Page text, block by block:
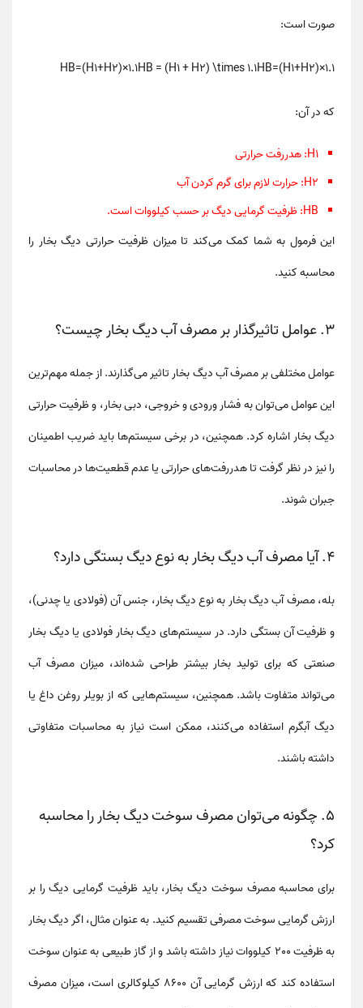
صورت است:
HB=(H1+H2)×1.1HB = (H1 + H2) \times 1.1HB=(H1+H2)×1.1
که در آن:
H1: هدررفت حرارتی
H2: حرارت لازم برای گرم کردن آب
HB: ظرفیت گرمایی دیگ بر حسب کیلووات است.
این فرمول به شما کمک می‌کند تا میزان ظرفیت حرارتی دیگ بخار را
محاسبه کنید.
3. عوامل تاثیرگذار بر مصرف آب دیگ بخار چیست؟
عوامل مختلفی برمصرف آب دیگ بخارتاثیر می‌گذارند. از جمله مهم‌ترین
این عوامل می‌توان بهفشار ورودی و خروجی، دبی بخار، وظرفیت حرارتی
دیگ بخاراشاره کرد. همچنین، در برخی سیستم‌ها بایدضریب اطمینان
را نیز در نظر گرفت تا هدررفت‌های حرارتی یا عدم قطعیت‌ها در محاسبات
جبران شوند.
4. آیا مصرف آب دیگ بخار به نوع دیگ بستگی دارد؟
بله،مصرف آب دیگ بخاربه نوع دیگ بخار، جنس آن (فولادی یا چدنی)،
و ظرفیت آن بستگی دارد. در سیستم‌های دیگ بخار فولادییا دیگ بخار
صنعتی که برای تولید بخار بیشتر طراحی شده‌اند، میزان مصرف آب
می‌تواند متفاوت باشد. همچنین، سیستم‌هایی که ازبویلر روغن داغیا
دیگ آبگرم استفاده می‌کنند، ممکن است نیاز به محاسبات متفاوتی
داشته باشند.
5. چگونه می‌توان مصرف سوخت دیگ بخار را محاسبه
کرد؟
برای محاسبه مصرف سوخت دیگ بخار، باید ظرفیت گرمایی دیگ را بر
ارزش گرمایی سوخت مصرفی تقسیم کنید. به عنوان مثال، اگر دیگ بخار
به ظرفیت 200 کیلووات نیاز داشته باشد و از گاز طبیعی به عنوان سوخت
استفاده کند که ارزش گرمایی آن 8600 کیلوکالری است، میزان مصرف